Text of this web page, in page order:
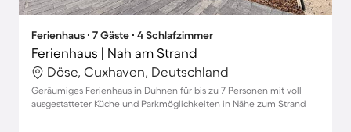
Ferienhaus ∙ 7 Gäste ∙ 4 Schlafzimmer
Ferienhaus | Nah am Strand
Döse, Cuxhaven, Deutschland
Geräumiges Ferienhaus in Duhnen für bis zu 7 Personen mit voll
ausgestatteter Küche und Parkmöglichkeiten in Nähe zum Strand